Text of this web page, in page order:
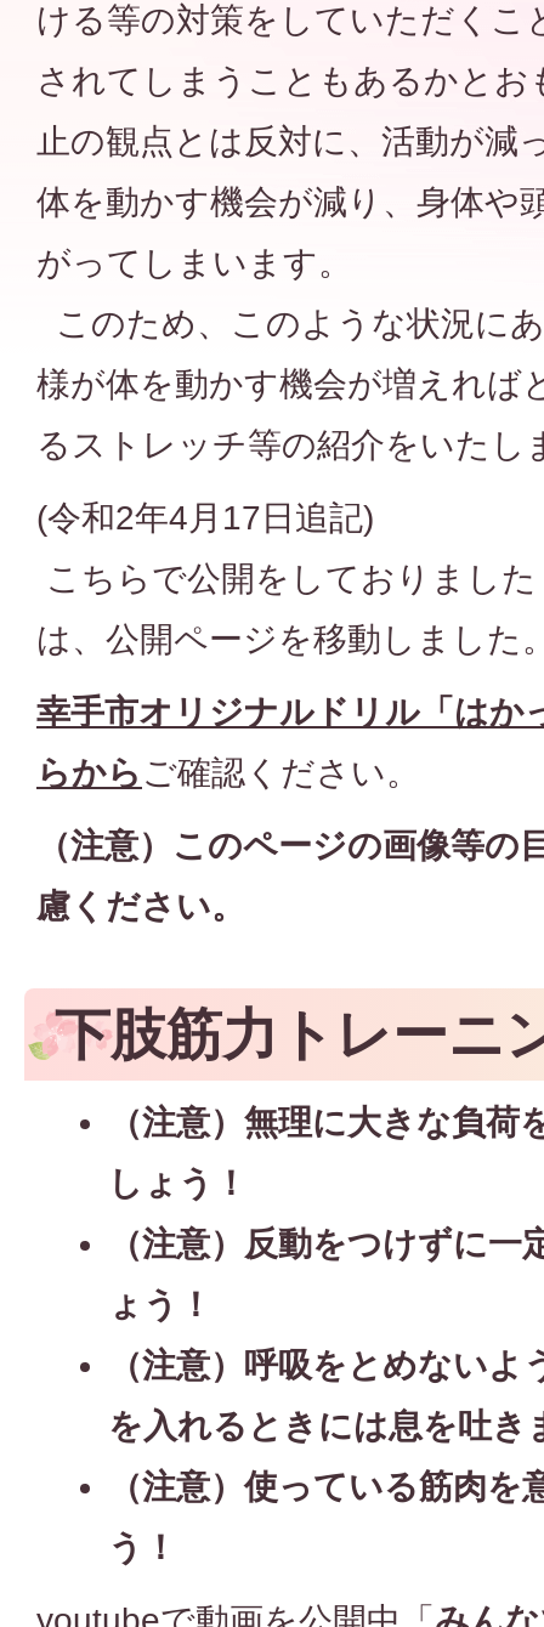
ける等の対策をしていただくこ
されてしまうこともあるかとお
止の観点とは反対に、活動が減
体を動かす機会が減り、身体や
がってしまいます。
このため、このような状況に
様が体を動かす機会が増えれば
るストレッチ等の紹介をいたし
(令和2年4月17日追記)
こちらで公開をしておりました
は、公開ページを移動しました
幸手市オリジナルドリル「はか
らから ご確認ください。
（注意）このページの画像等の
慮ください。
下肢筋力トレーニ
（注意）無理に大きな負
しょう！
（注意）反動をつけずに
ょう！
（注意）呼吸をとめない
を入れるときには息を吐き
（注意）使っている筋肉
う！